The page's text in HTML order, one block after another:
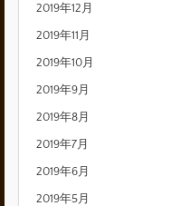
2019年12月
2019年11月
2019年10月
2019年9月
2019年8月
2019年7月
2019年6月
2019年5月